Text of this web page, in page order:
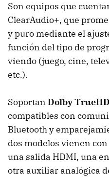
Son equipos que
ClearAudio+, que
y puro mediante el
función del tipo de
viendo (juego, cine,
etc.).
Soportan Dolby
compatibles con
Bluetooth y
dos modelos vienen con
una salida HDMI, una
otra auxiliar analógica